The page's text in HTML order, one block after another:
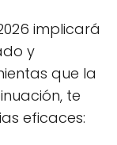
implicará
y
que la
te
eficaces: